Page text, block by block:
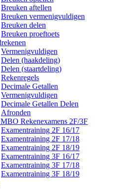
Breuken aftellen
Breuken vermenigvuldigen
Breuken delen
Breuken proeftoets
Vermenigvuldigen
Delen (haakdeling)
Delen (staartdeling)
Rekenregels
Decimale Getallen
Vermenigvuldigen
Decimale Getallen Delen
Afronden
Rekenexamens 2F/3F
Examentraining 2F 16/17
Examentraining 2F 17/18
Examentraining 2F 18/19
Examentraining 3F 16/17
Examentraining 3F 17/18
Examentraining 3F 18/19